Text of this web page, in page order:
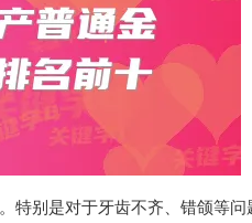
特别是对于牙齿不齐、错颌等问